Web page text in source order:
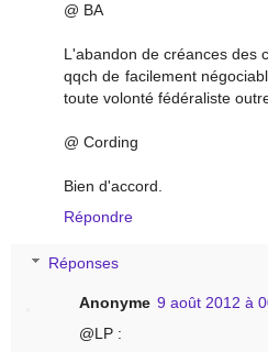
@ BA
L'abandon de créances des
qqch de facilement
toute volonté fédéraliste
@ Cording
Bien d'accord.
Répondre
Réponses
Anonyme 9 août 2012 à
@LP :